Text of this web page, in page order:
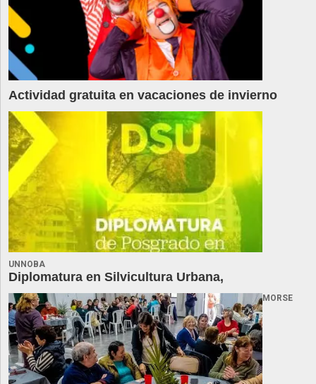
Actividad gratuita en vacaciones de invierno
UNNOBA
Diplomatura en Silvicultura Urbana,
MORSE